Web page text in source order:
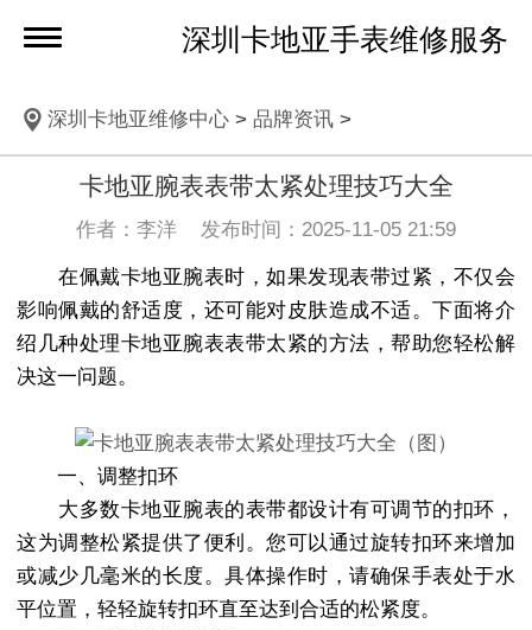
深圳卡地亚手表维修服务
深圳卡地亚维修中心> 品牌资讯>
卡地亚腕表表带太紧处理技巧大全
作者：李洋 发布时间：2025-11-05 21:59
在佩戴卡地亚腕表时，如果发现表带过紧，不仅会
影响佩戴的舒适度，还可能对皮肤造成不适。下面将介
绍几种处理卡地亚腕表表带太紧的方法，帮助您轻松解
决这一问题。
一、调整扣环
大多数卡地亚腕表的表带都设计有可调节的扣环，
这为调整松紧提供了便利。您可以通过旋转扣环来增加
或减少几毫米的长度。具体操作时，请确保手表处于水
平位置，轻轻旋转扣环直至达到合适的松紧度。